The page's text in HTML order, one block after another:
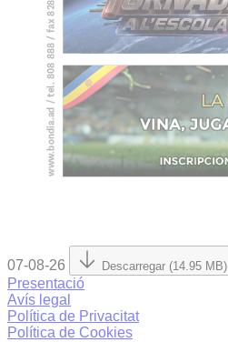
07-08-26 Descarregar (14.95 MB)
Presentació
Avís legal
Política de Privacitat
Política de Cookies